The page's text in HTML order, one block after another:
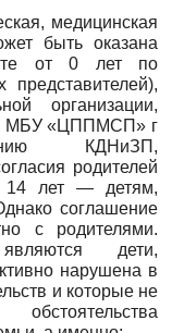
медицинская
быть оказана
от 0 лет по
представителей),
организации,
МБУ «ЦППМСП» г
КДНиЗП,
родителей
14 лет — детям,
соглашение
с родителями.
дети,
нарушена в
и которые не